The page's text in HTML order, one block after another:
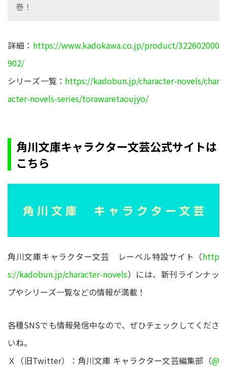
巻！
詳細： https://www.kadokawa.co.jp/product/322602000
902/
シリーズ一覧： https://kadobun.jp/character-novels/char
acter-novels-series/torawaretaoujyo/
角川文庫キャラクター文芸公式サイトは
こちら
角川文庫キャラクター文芸 レーベル特設サイト（http
s://kadobun.jp/character-novels）には、新刊ラインナッ
プやシリーズ一覧などの情報が満載！
各種SNSでも情報発信中なので、ぜひチェックしてくださ
いね。
Ｘ（旧Twitter）：角川文庫 キャラクター文芸編集部（@